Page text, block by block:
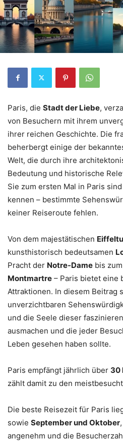
Paris, die Stadt der Liebe,
von Besuchern mit ihrem
ihrer reichen Geschichte. Die
beherbergt einige der
Welt, die durch ihre
Bedeutung und historische
Sie zum ersten Mal in Paris
kennen – bestimmte
keiner Reiseroute fehlen.
Von dem majestätischen
kunsthistorisch bedeutsamen
Pracht der Notre-Dame bis
Montmartre – Paris bietet eine
Attraktionen. In diesem Beitrag
unverzichtbaren
und die Seele dieser
ausmachen und die jeder
Leben gesehen haben sollte.
Paris empfängt jährlich über 30
zählt damit zu den
Die beste Reisezeit für Paris
sowie September und Oktober
angenehm und die